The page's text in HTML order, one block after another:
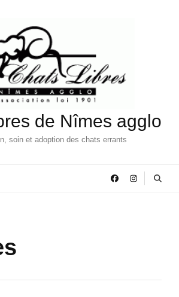
de Nîmes agglo
soin et adoption des chats errants